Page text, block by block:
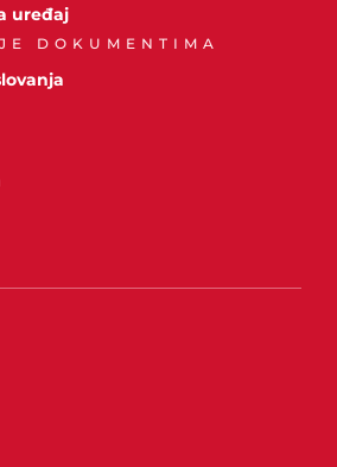
uređaj
DOKUMENTIMA